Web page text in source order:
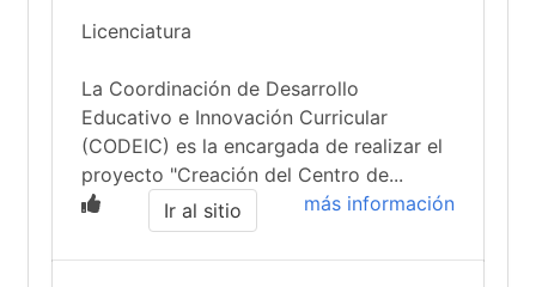
Licenciatura
La Coordinación de Desarrollo
Educativo e Innovación Curricular
(CODEIC) es la encargada de realizar el
proyecto "Creación del Centro de...
más información
Ir al sitio